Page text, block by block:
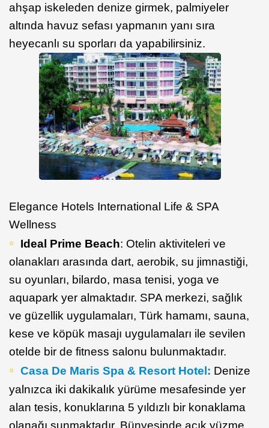
ahşap iskeleden denize girmek, palmiyeler
altında havuz sefası yapmanın yanı sıra
heyecanlı su sporları da yapabilirsiniz.
Elegance Hotels International Life & SPA
Wellness
Ideal Prime Beach: Otelin aktiviteleri ve
olanakları arasında dart, aerobik, su jimnastiği,
su oyunları, bilardo, masa tenisi, yoga ve
aquapark yer almaktadır. SPA merkezi, sağlık
ve güzellik uygulamaları, Türk hamamı, sauna,
kese ve köpük masajı uygulamaları ile sevilen
otelde bir de fitness salonu bulunmaktadır.
Casa De Maris Spa & Resort Hotel: Denize
yalnızca iki dakikalık yürüme mesafesinde yer
alan tesis, konuklarına 5 yıldızlı bir konaklama
olanağı sunmaktadır. Bünyesinde açık yüzme